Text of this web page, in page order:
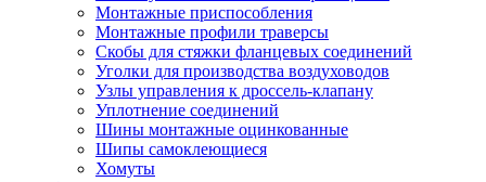
Монтажные приспособления
Монтажные профили траверсы
Скобы для стяжки фланцевых соединений
Уголки для производства воздуховодов
Узлы управления к дроссель-клапану
Уплотнение соединений
Шины монтажные оцинкованные
Шипы самоклеющиеся
Хомуты